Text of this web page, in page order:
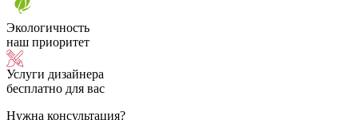
Экологичность
наш приоритет
Услуги дизайнера
бесплатно для вас
Нужна консультация?